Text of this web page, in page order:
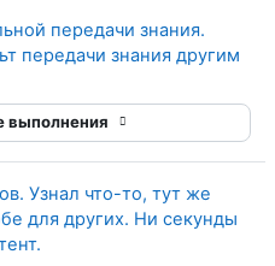
передачи знания.
передачи знания другим
выполнения
Узнал что-то, тут же
для других. Ни секунды